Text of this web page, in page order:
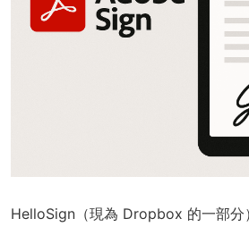
HelloSign（現為 Dropbox 的一部分